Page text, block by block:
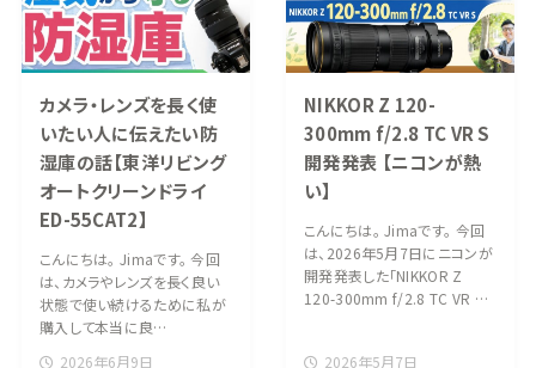
カメラ・レンズを長く使
いたい人に伝えたい防
湿庫の話【東洋リビング
オートクリーンドライ
ED-55CAT2】
こんにちは。 Jimaです。 今回
は、カメラやレンズを長く良い
状態で使い続けるために私が
購入して本当に良…
2026年6月9日
NIKKOR Z 120-
300mm f/2.8 TC VR S
開発発表 【ニコンが熱
い】
こんにちは。 Jimaです。 今回
は、2026年5月7日にニコンが
開発発表した「NIKKOR Z
120-300mm f/2.8 TC VR …
2026年5月7日